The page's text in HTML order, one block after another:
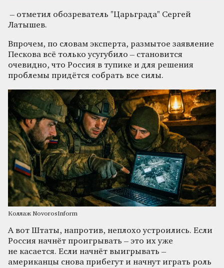
– отметил обозреватель "Царьграда" Сергей
Латышев.
Впрочем, по словам эксперта, размытое заявление
Пескова всё только усугубило – становится
очевидно, что Россия в тупике и для решения
проблемы придётся собрать все силы.
Коллаж NovorosInform
А вот Штаты, напротив, неплохо устроились. Если
Россия начнёт проигрывать – это их уже
не касается. Если начнёт выигрывать –
американцы снова прибегут и начнут играть роль